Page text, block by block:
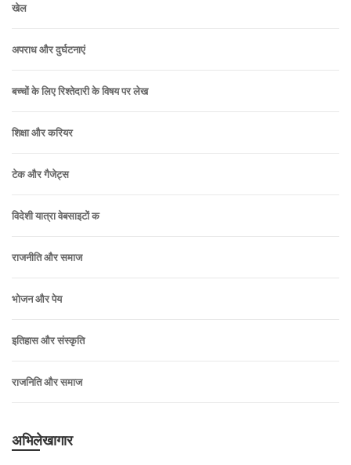
खेल
अपराध और दुर्घटनाएं
बच्चों के लिए रिश्तेदारी के विषय पर लेख
शिक्षा और करियर
टेक और गैजेट्स
विदेशी यात्रा वेबसाइटों क
राजनीति और समाज
भोजन और पेय
इतिहास और संस्कृति
राजनिति और समाज
अभिलेखागार